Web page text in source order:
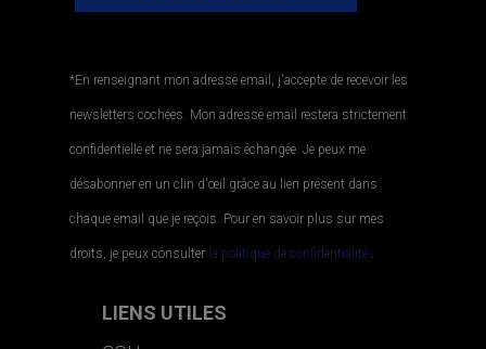
*En renseignant mon adresse email, j'accepte de recevoir les
newsletters cochées. Mon adresse email restera strictement
confidentielle et ne sera jamais échangée. Je peux me
désabonner en un clin d'œil grâce au lien présent dans
chaque email que je reçois. Pour en savoir plus sur mes
droits, je peux consulter la politique de confidentialité..
LIENS UTILES